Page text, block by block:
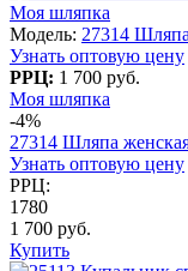
Моя шляпка
Модель: 27314
Узнать оптовую цену
РРЦ: 1 700 руб.
Моя шляпка
-4%
27314 Шляпа
Узнать оптовую цену
РРЦ:
1780
1 700 руб.
Купить